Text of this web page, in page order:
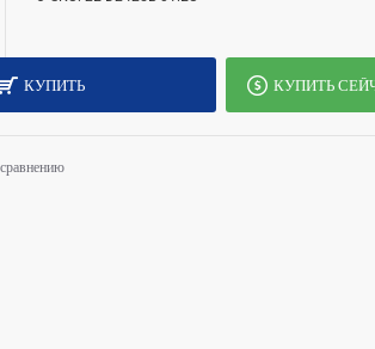
2E 23.8" D2425B D-Sub, HDMI, MM,
КУПИТЬ КУПИТЬ